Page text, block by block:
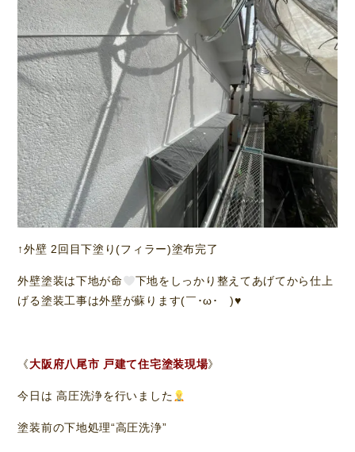
↑外壁 2回目下塗り(フィラー)塗布完了
外壁塗装は下地が命
下地をしっかり整えてあげてから仕上
げる塗装工事は外壁が蘇ります(￣･ω･￣)♥️
《大阪府八尾市 戸建て住宅塗装現場》
今日は 高圧洗浄を行いました
塗装前の下地処理“高圧洗浄”